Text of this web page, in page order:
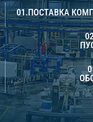
01.ПОСТАВКА